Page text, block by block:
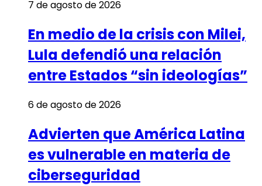
7 de agosto de 2026
En medio de la crisis con Milei,
Lula defendió una relación
entre Estados “sin ideologías”
6 de agosto de 2026
Advierten que América Latina
es vulnerable en materia de
ciberseguridad